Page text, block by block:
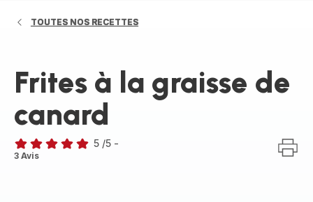
TOUTES NOS RECETTES
Frites à la graisse de
canard
Avis
5 /5 -
3 Avis